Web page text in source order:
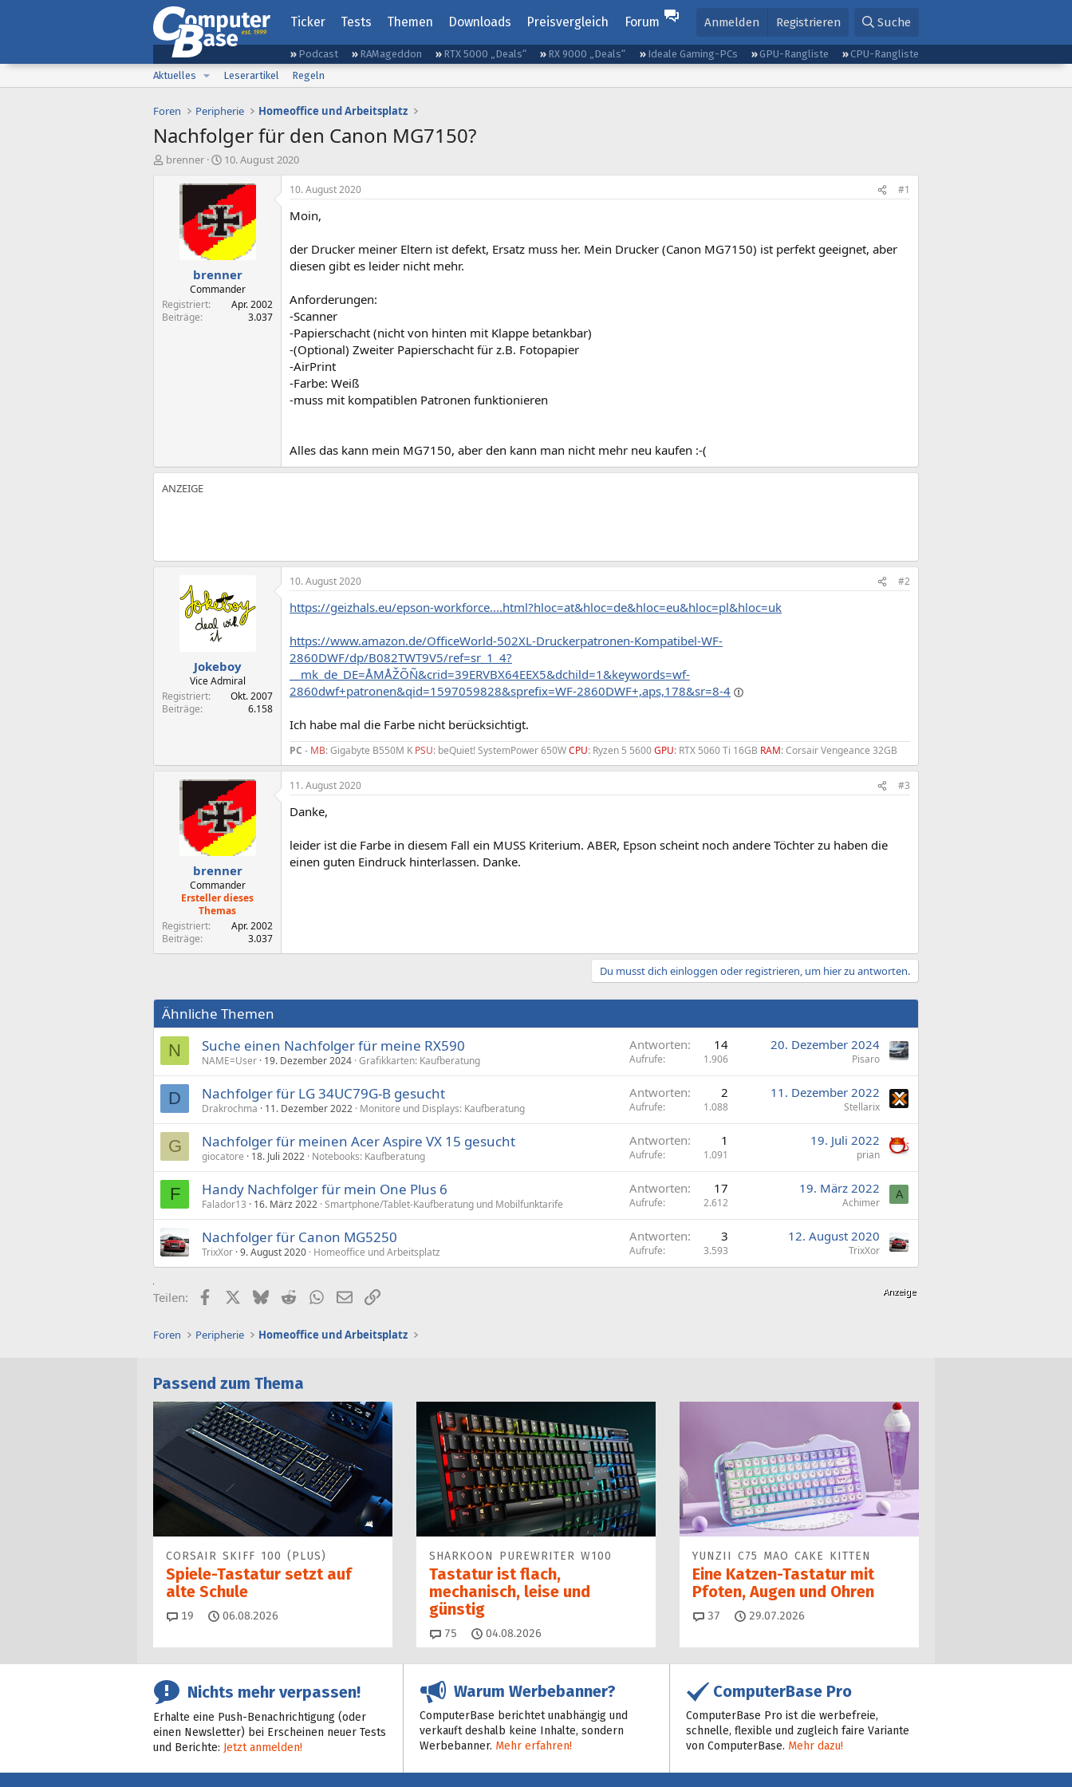
Ticker Tests Themen Downloads Preisvergleich Forum Anmelden Registrieren Suche
Podcast RAMageddon RTX 5000 „Deals“ RX 9000 „Deals“ Ideale Gaming-PCs GPU-Rangliste
CPU-Rangliste
Aktuelles
Leserartikel Regeln
Foren Peripherie Homeoffice und Arbeitsplatz
Nachfolger für den Canon MG7150?
E
brenner
E
s
t
e
l
l
t
a
m
10. August 2020
brenner
Commander
Registriert
Apr. 2002
Beiträge
3.037
10. August 2020 #1
Moin,
der Drucker meiner Eltern ist defekt, Ersatz muss her. Mein Drucker (Canon MG7150) ist perfekt geeignet, aber
diesen gibt es leider nicht mehr.
Anforderungen:
-Scanner
-Papierschacht (nicht von hinten mit Klappe betankbar)
-(Optional) Zweiter Papierschacht für z.B. Fotopapier
-AirPrint
-Farbe: Weiß
-muss mit kompatiblen Patronen funktionieren
Alles das kann mein MG7150, aber den kann man nicht mehr neu kaufen :-(
Jokeboy
Vice Admiral
Registriert
Okt. 2007
Beiträge
6.158
10. August 2020 #2
https://geizhals.eu/epson-workforce....html?hloc=at&hloc=de&hloc=eu&hloc=pl&hloc=uk
https://www.amazon.de/OfficeWorld-502XL-Druckerpatronen-Kompatibel-WF-
2860DWF/dp/B082TWT9V5/ref=sr_1_4?
__mk_de_DE=ÅMÅŽÕÑ&crid=39ERVBX64EEX5&dchild=1&keywords=wf-
2860dwf+patronen&qid=1597059828&sprefix=WF-2860DWF+,aps,178&sr=8-4
Ich habe mal die Farbe nicht berücksichtigt.
PC - MB: Gigabyte B550M K PSU: beQuiet! SystemPower 650WCPU: Ryzen 5 5600GPU: RTX 5060 Ti 16GB RAM: Corsair Vengeance 32GB
brenner
Commander
Ersteller dieses
Themas
Registriert
Apr. 2002
Beiträge
3.037
11. August 2020 #3
Danke,
leider ist die Farbe in diesem Fall ein MUSS Kriterium. ABER, Epson scheint noch andere Töchter zu haben die
einen guten Eindruck hinterlassen. Danke.
Du musst dich einloggen oder registrieren, um hier zu antworten.
Ähnliche Themen
N Suche einen Nachfolger für meine RX590
NAME=User 19. Dezember 2024 Grafikkarten: Kaufberatung
Antworten 14
Aufrufe 1.906
20. Dezember 2024
Pisaro
D Nachfolger für LG 34UC79G-B gesucht
Drakrochma 11. Dezember 2022 Monitore und Displays: Kaufberatung
Antworten 2
Aufrufe 1.088
11. Dezember 2022
Stellarix
G Nachfolger für meinen Acer Aspire VX 15 gesucht
giocatore 18. Juli 2022 Notebooks: Kaufberatung
Antworten 1
Aufrufe 1.091
19. Juli 2022
prian
F Handy Nachfolger für mein One Plus 6
Falador13 16. März 2022 Smartphone/Tablet-Kaufberatung und Mobilfunktarife
Antworten 17
Aufrufe 2.612
19. März 2022
Achimer
A
Nachfolger für Canon MG5250
TrixXor 9. August 2020 Homeoffice und Arbeitsplatz
Antworten 3
Aufrufe 3.593
12. August 2020
TrixXor
Teilen: FacebookX (Twitter)
BlueskyRedditWhatsApp
E-MailLink
Foren Peripherie Homeoffice und Arbeitsplatz
Passend zum Thema
CORSAIR SKIFF 100 (PLUS)
Spiele-Tastatur setzt auf
alte Schule
19 Kommentare
06.08.2026
SHARKOON PUREWRITER W100
Tastatur ist flach,
mechanisch, leise und
günstig
75 Kommentare
04.08.2026
YUNZII C75 MAO CAKE KITTEN
Eine Katzen-Tastatur mit
Pfoten, Augen und Ohren
37 Kommentare
29.07.2026
Nichts mehr verpassen!
Erhalte eine Push-Benachrichtigung (oder
einen Newsletter) bei Erscheinen neuer Tests
und Berichte: Jetzt anmelden!
Warum Werbebanner?
ComputerBase berichtet unabhängig und
verkauft deshalb keine Inhalte, sondern
Werbebanner. Mehr erfahren!
ComputerBase Pro
ComputerBase Pro ist die werbefreie,
schnelle, flexible und zugleich faire Variante
von ComputerBase. Mehr dazu!